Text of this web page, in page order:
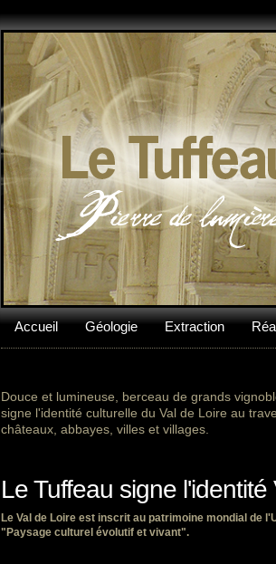
Accueil Géologie Extraction
Douce et lumineuse, berceau de grands
signe l'identité culturelle du Val de Loire au
châteaux, abbayes, villes et villages.
Le Tuffeau signe l'identité
Le Val de Loire est inscrit au patrimoine mondial de
"Paysage culturel évolutif et vivant".